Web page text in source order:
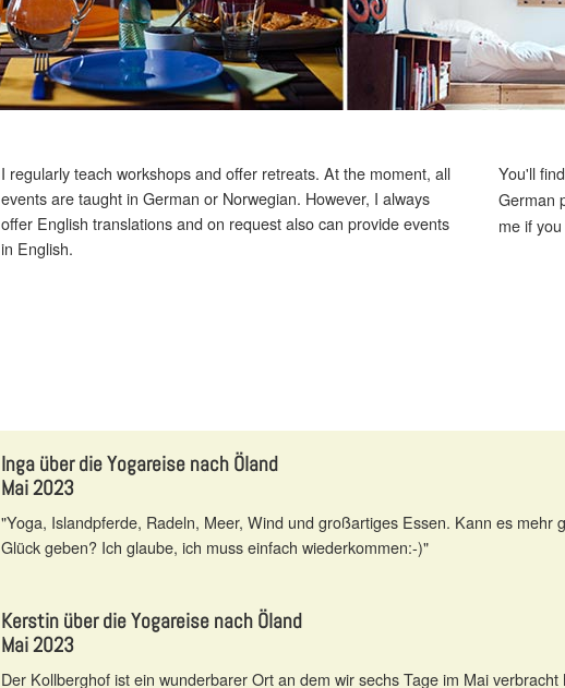
I regularly teach workshops and offer retreats. At the moment, all
events are taught in German or Norwegian. However, I always
offer English translations and on request also can provide events
in English.
You'll
German
me if
Inga über die Yogareise nach Öland
Mai 2023
"Yoga, Islandpferde, Radeln, Meer, Wind und großartiges Essen. Kann es mehr
Glück geben? Ich glaube, ich muss einfach wiederkommen:-)"
Kerstin über die Yogareise nach Öland
Mai 2023
Der Kollberghof ist ein wunderbarer Ort an dem wir sechs Tage im Mai